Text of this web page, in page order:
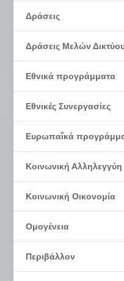
Δράσεις
Δράσεις Μελών
Εθνικά προγράμματα
Εθνικές Συνεργασίες
Ευρωπαΐκά
Κοινωνική Αλληλεγγύη
Κοινωνική Οικονομία
Ομογένεια
Περιβάλλον